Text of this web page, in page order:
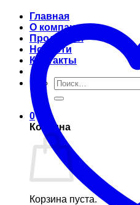
Главная
О компании
Продукция
Новости
Контакты
Искать:
0
Корзина
Корзина пуста.